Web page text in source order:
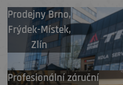
ProdejnyBrno,
Frýdek-Místek,
Zlín
Profesionální záruční